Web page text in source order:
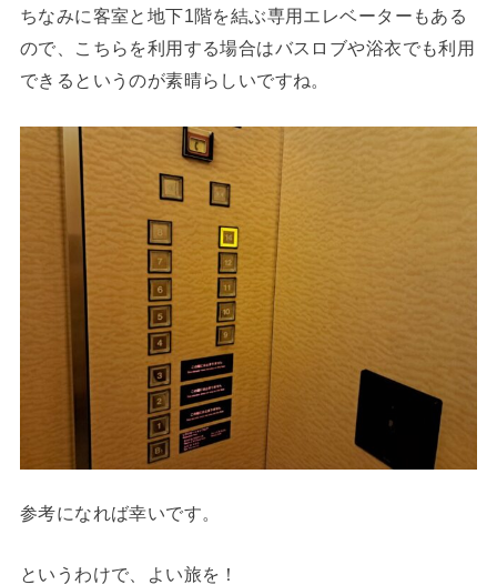
ちなみに客室と地下1階を結ぶ専用エレベーターもある
ので、こちらを利用する場合はバスロブや浴衣でも利用
できるというのが素晴らしいですね。
参考になれば幸いです。
というわけで、よい旅を！